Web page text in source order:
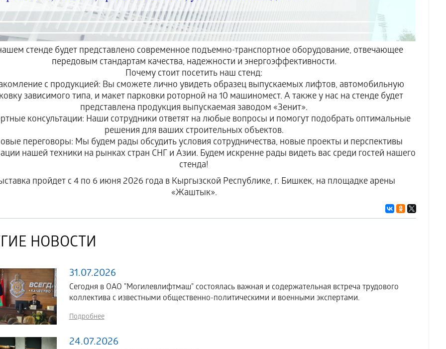
стенде будет представлено современное подъемно-транспортное оборудование, отвечающее
передовым стандартам качества, надежности и энергоэффективности.
Почему стоит посетить наш стенд:
с продукцией: Вы сможете лично увидеть образец выпускаемых лифтов, автомобильную
зависимого типа, и макет парковки роторной на 10 машиномест. А также у нас на стенде будет
представлена продукция выпускаемая заводом «Зенит».
консультации: Наши сотрудники ответят на любые вопросы и помогут подобрать оптимальные
решения для ваших строительных объектов.
переговоры: Мы будем рады обсудить условия сотрудничества, новые проекты и перспективы
нашей техники на рынках стран СНГ и Азии. Будем искренне рады видеть вас среди гостей нашего
стенда!
пройдет с 4 по 6 июня 2026 года в Кыргызской Республике, г. Бишкек, на площадке арены
«Жаштык».
НОВОСТИ
31.07.2026
Сегодня в ОАО "Могилевлифтмаш" состоялась важная и содержательная встреча трудового
коллектива с известными общественно-политическими и военными экспертами.
Подробнее
24.07.2026